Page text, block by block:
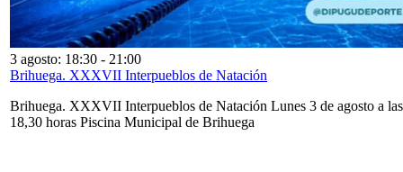
3 agosto: 18:30 - 21:00
Brihuega. XXXVII Interpueblos de Natación
Brihuega. XXXVII Interpueblos de Natación Lunes 3 de agosto a las
18,30 horas Piscina Municipal de Brihuega